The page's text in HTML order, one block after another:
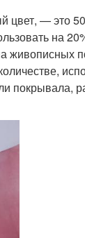
цвет, — это
на
живописных
покрывала,